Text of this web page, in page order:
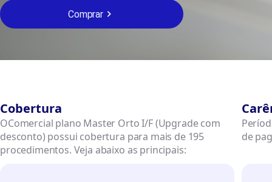
Comprar
Cobertura
OComercial plano Master Orto I/F (Upgrade com
desconto) possui cobertura para mais de 195
procedimentos. Veja abaixo as principais:
de